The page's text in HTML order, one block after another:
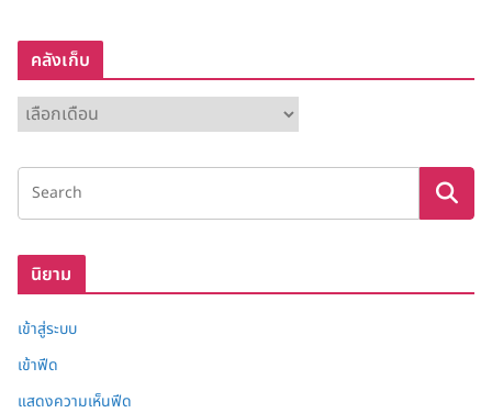
คลังเก็บ
ลั
ง
ก็
นิยาม
เข้าสู่ระบบ
เข้าฟีด
แสดงความเห็นฟีด